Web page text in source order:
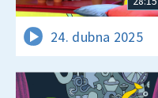
24. dubna 2025